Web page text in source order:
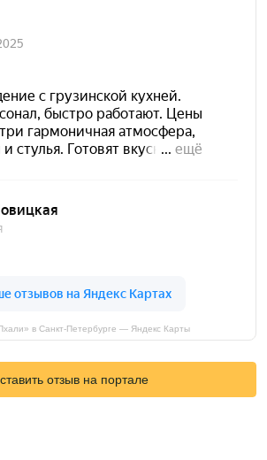
в Санкт-Петербурге — Яндекс Карты
отзыв на портале